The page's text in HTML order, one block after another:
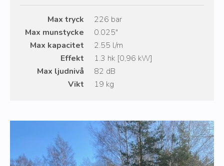
Max tryck
226 bar
Max munstycke
0.025″
Max kapacitet
2.55 l/m
Effekt
1.3 hk [0,96 kW]
Max ljudnivå
82 dB
Vikt
19 kg